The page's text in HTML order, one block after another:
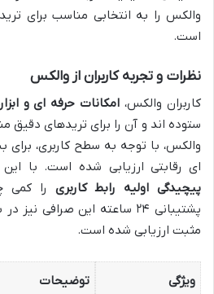
والکس را به انتخابی مناسب برای
است.
نظرات و تجربه کاربران از والکس
کاربران والکس، امکانات حرفه ای و
ستوده اند و آن را برای تریدهای دقیق
والکس، با توجه به سطح کاربری، برای
ای رقابتی ارزیابی شده است. با این
پیچیدگی اولیه رابط کاربری را کمی
پشتیبانی ۲۴ ساعته این صرافی
مثبت ارزیابی شده است.
ویژگی توضیحات